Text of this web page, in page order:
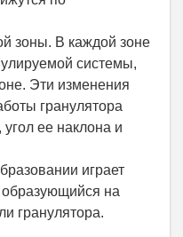
зоны. В каждой зоне
системы,
Эти изменения
гранулятора
ее наклона и
играет
на
гранулятора.